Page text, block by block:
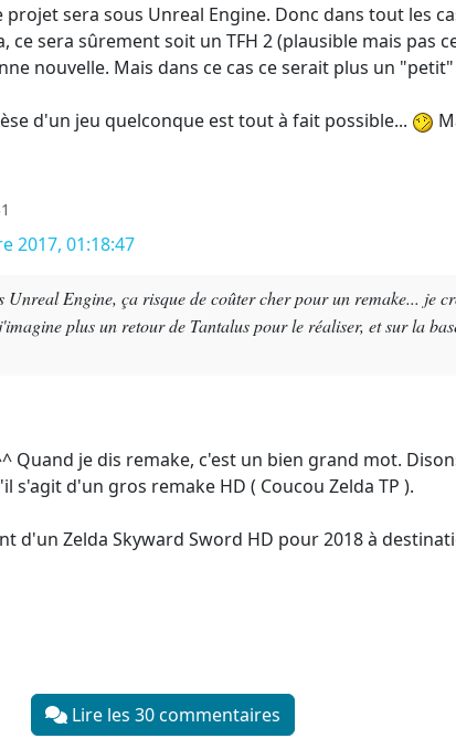
sera sous Unreal Engine. Donc dans tout les
sera sûrement soit un TFH 2 (plausible mais pas
nouvelle. Mais dans ce cas ce serait plus un
d'un jeu quelconque est tout à fait possible...
2017, 01:18:47
Unreal Engine, ça risque de coûter cher pour un remake... je
plus un retour de Tantalus pour le réaliser, et sur la
Quand je dis remake, c'est un bien grand mot.
s'agit d'un gros remake HD ( Coucou Zelda TP ).
d'un Zelda Skyward Sword HD pour 2018 à
Lire les 30 commentaires